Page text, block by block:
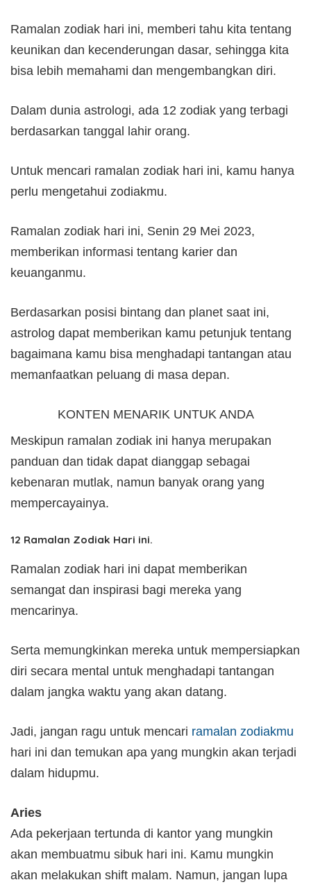
Ramalan zodiak hari ini, memberi tahu kita tentang
keunikan dan kecenderungan dasar, sehingga kita
bisa lebih memahami dan mengembangkan diri.
Dalam dunia astrologi, ada 12 zodiak yang terbagi
berdasarkan tanggal lahir orang.
Untuk mencari ramalan zodiak hari ini, kamu hanya
perlu mengetahui zodiakmu.
Ramalan zodiak hari ini, Senin 29 Mei 2023,
memberikan informasi tentang karier dan
keuanganmu.
Berdasarkan posisi bintang dan planet saat ini,
astrolog dapat memberikan kamu petunjuk tentang
bagaimana kamu bisa menghadapi tantangan atau
memanfaatkan peluang di masa depan.
KONTEN MENARIK UNTUK ANDA
Meskipun ramalan zodiak ini hanya merupakan
panduan dan tidak dapat dianggap sebagai
kebenaran mutlak, namun banyak orang yang
mempercayainya.
12 Ramalan Zodiak Hari ini.
Ramalan zodiak hari ini dapat memberikan
semangat dan inspirasi bagi mereka yang
mencarinya.
Serta memungkinkan mereka untuk mempersiapkan
diri secara mental untuk menghadapi tantangan
dalam jangka waktu yang akan datang.
Jadi, jangan ragu untuk mencari ramalan zodiakmu
hari ini dan temukan apa yang mungkin akan terjadi
dalam hidupmu.
Aries
Ada pekerjaan tertunda di kantor yang mungkin
akan membuatmu sibuk hari ini. Kamu mungkin
akan melakukan shift malam. Namun, jangan lupa